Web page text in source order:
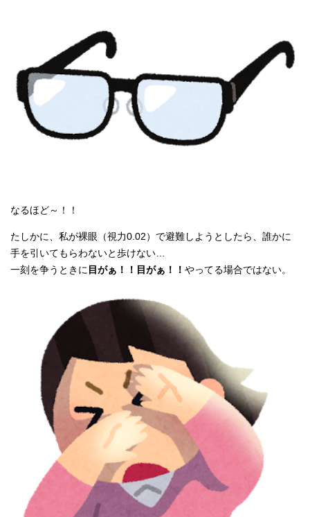
なるほど～！！
たしかに、私が裸眼（視力0.02）で避難しようとしたら、誰かに
手を引いてもらわないと歩けない…
一刻を争うときに 目がぁ！！目がぁ！！ やってる場合ではない。